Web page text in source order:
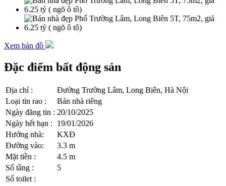
Xem bản đồ
Đặc điểm bất động sản
Địa chỉ :
Đường Trường Lâm, Long Biên, Hà Nội
Loại tin rao :
Bán nhà riêng
Ngày đăng tin : 20/10/2025
Ngày hết hạn :
19/01/2026
Hướng nhà:
KXĐ
Đường vào:
3.3 m
Mặt tiền :
4.5 m
Số tầng :
5
Số toilet :